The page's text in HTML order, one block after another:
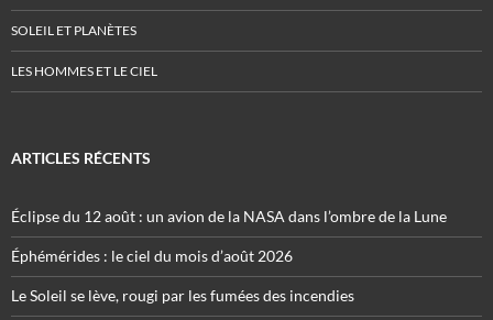
SOLEIL ET PLANÈTES
LES HOMMES ET LE CIEL
ARTICLES RÉCENTS
Éclipse du 12 août : un avion de la NASA dans l’ombre de la Lune
Éphémérides : le ciel du mois d’août 2026
Le Soleil se lève, rougi par les fumées des incendies